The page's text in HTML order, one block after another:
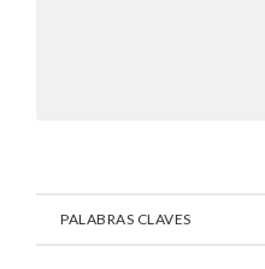
PALABRAS CLAVES